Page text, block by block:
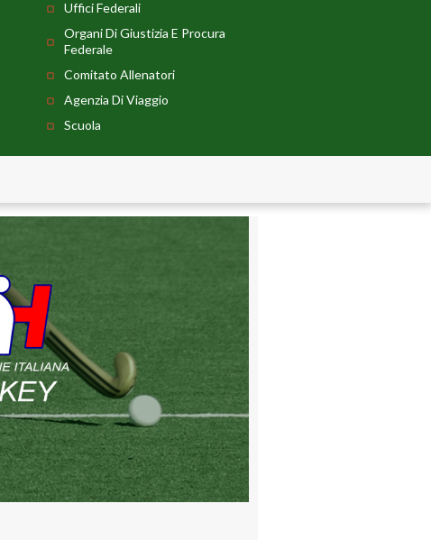
Uffici Federali
Organi Di Giustizia E Procura
Federale
Comitato Allenatori
Agenzia Di Viaggio
Scuola